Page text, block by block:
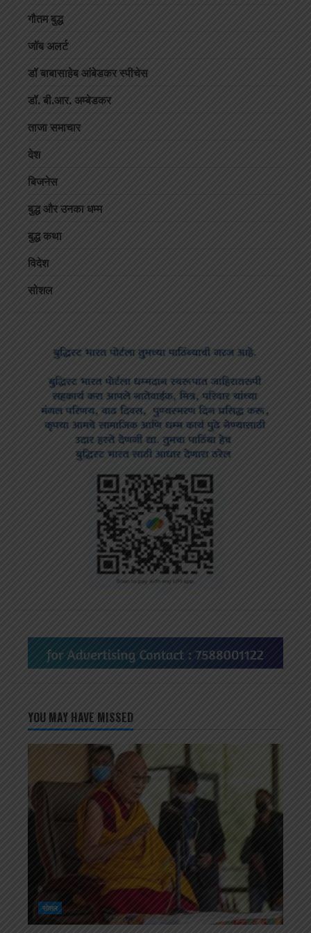
गौतम बुद्ध
जॉब अलर्ट
डॉ बाबासाहेब आंबेडकर स्पीचेस
डॉ. बी.आर. अम्बेडकर
ताजा समाचार
देश
बिजनेस
बुद्ध और उनका धम्म
बुद्ध कथा
विदेश
सोशल
YOU MAY HAVE MISSED
सोशल